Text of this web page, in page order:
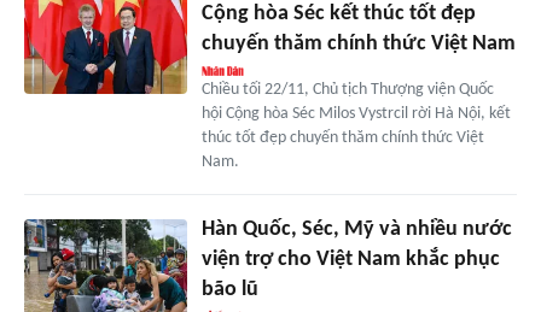
Cộng hòa Séc kết thúc tốt đẹp
chuyến thăm chính thức Việt Nam
Chiều tối 22/11, Chủ tịch Thượng viện Quốc
hội Cộng hòa Séc Milos Vystrcil rời Hà Nội, kết
thúc tốt đẹp chuyến thăm chính thức Việt
Nam.
Hàn Quốc, Séc, Mỹ và nhiều nước
viện trợ cho Việt Nam khắc phục
bão lũ